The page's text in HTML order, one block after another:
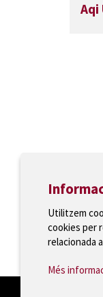
Aqi
T 972
Utilitzem
cookies per
relacionada
Més